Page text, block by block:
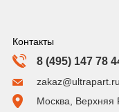
Контакты
8 (495) 147 78
zakaz@ultrapart.ru
Москва, Верхняя